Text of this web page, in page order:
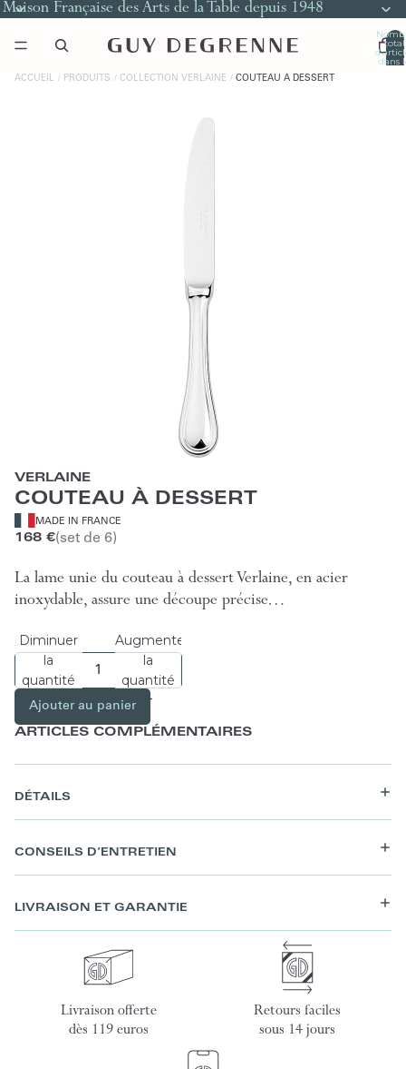
Maison Française des Arts de la Table depuis 1948
total
dans
ACCUEIL PRODUITS COLLECTION VERLAINE COUTEAU À DESSERT
VERLAINE
COUTEAU À DESSERT
MADE IN FRANCE
168 €(set de 6)
La lame unie du couteau à dessert Verlaine, en acier
inoxydable, assure une découpe précise…
Lire plus
Diminuer
la
quantité
Augmenter
la
quantité
Ajouter au panier
ARTICLES COMPLÉMENTAIRES
DÉTAILS
CONSEILS D’ENTRETIEN
LIVRAISON ET GARANTIE
Livraison offerte
dès 119 euros
Retours faciles
sous 14 jours